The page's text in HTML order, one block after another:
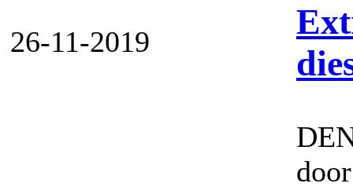
26-11-2019